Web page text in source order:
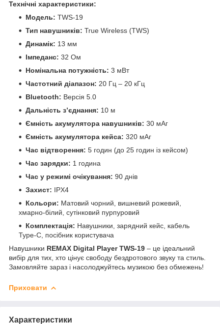
Технічні характеристики:
Модель: TWS-19
Тип навушників: True Wireless (TWS)
Динамік: 13 мм
Імпеданс: 32 Ом
Номінальна потужність: 3 мВт
Частотний діапазон: 20 Гц – 20 кГц
Bluetooth: Версія 5.0
Дальність з’єднання: 10 м
Ємність акумулятора навушників: 30 мАг
Ємність акумулятора кейса: 320 мАг
Час відтворення: 5 годин (до 25 годин із кейсом)
Час зарядки: 1 година
Час у режимі очікування: 90 днів
Захист: IPX4
Кольори: Матовий чорний, вишневий рожевий,
хмарно-білий, сутінковий пурпуровий
Комплектація: Навушники, зарядний кейс, кабель
Type-C, посібник користувача
Навушники REMAX Digital Player TWS-19 – це ідеальний
вибір для тих, хто цінує свободу бездротового звуку та стиль.
Замовляйте зараз і насолоджуйтесь музикою без обмежень!
Приховати
Характеристики